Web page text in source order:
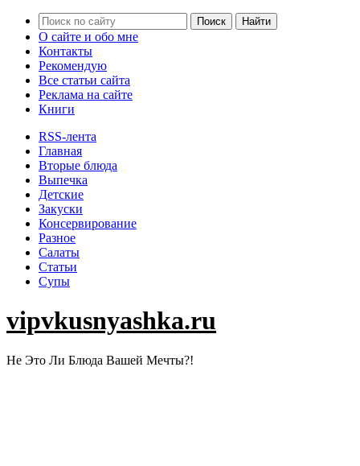
О сайте и обо мне
Контакты
Рекомендую
Все статьи сайта
Реклама на сайте
Книги
RSS-лента
Главная
Вторые блюда
Выпечка
Детские
Закуски
Консервирование
Разное
Салаты
Статьи
Супы
vipvkusnyashka.ru
Не Это Ли Блюда Вашей Мечты?!